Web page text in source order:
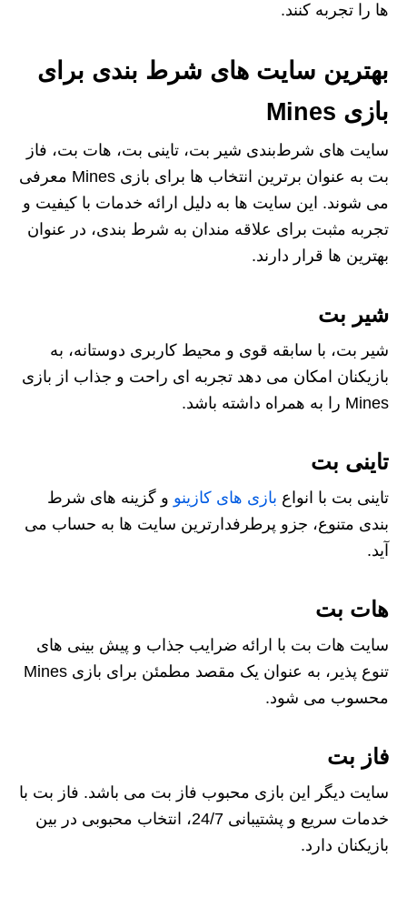
ها را تجربه کنند.
بهترین سایت های شرط بندی برای
بازی Mines
سایت‌ های شرط‌بندی شیر بت، تاینی بت، هات بت، فاز
بت به عنوان برترین انتخاب‌ ها برای بازی Mines معرفی
می‌ شوند. این سایت‌ ها به دلیل ارائه خدمات با کیفیت و
تجربه مثبت برای علاقه‌ مندان به شرط‌ بندی، در عنوان
بهترین‌ ها قرار دارند.
شیر بت
شیر بت، با سابقه‌ قوی و محیط کاربری دوستانه، به
بازیکنان امکان می‌ دهد تجربه‌ ای راحت و جذاب از بازی
Mines را به همراه داشته باشد.
تاینی بت
تاینی بت با انواع بازی‌ های کازینو و گزینه‌ های شرط‌
بندی متنوع، جزو پرطرفدارترین سایت‌ ها به حساب می‌
آید.
هات بت
سایت هات بت با ارائه ضرایب جذاب و پیش‌ بینی‌ های
تنوع‌ پذیر، به عنوان یک مقصد مطمئن برای بازی Mines
محسوب می‌ شود.
فاز بت
سایت دیگر این بازی محبوب فاز بت می باشد. فاز بت با
خدمات سریع و پشتیبانی 24/7، انتخاب محبوبی در بین
بازیکنان دارد.